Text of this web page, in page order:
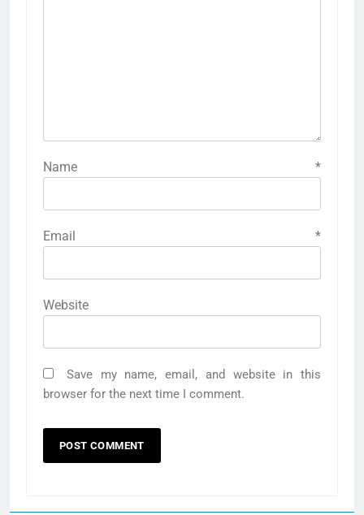
Name *
Email *
Website
Save my name, email, and website in this
browser for the next time I comment.